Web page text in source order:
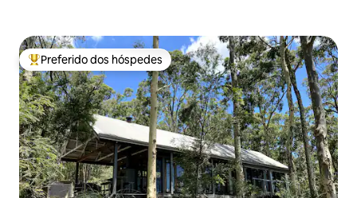
Entre os melhores preferidos dos hóspedes
Preferido dos hóspedes